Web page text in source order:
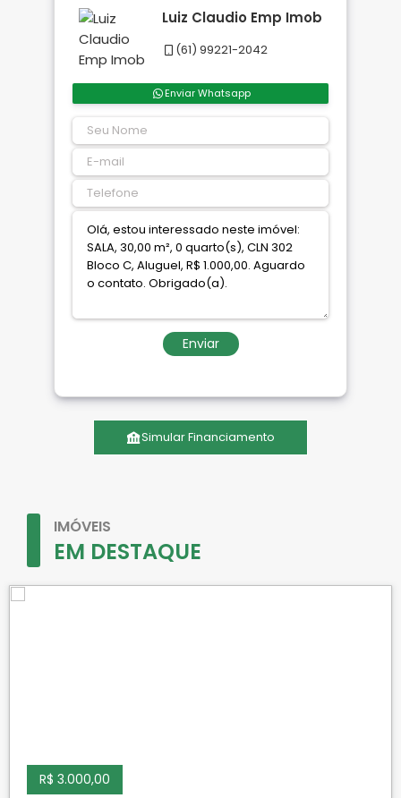
Luiz Claudio Emp Imob
(61) 99221-2042
Enviar Whatsapp
Enviar
Simular Financiamento
IMÓVEIS
EM DESTAQUE
R$ 3.000,00